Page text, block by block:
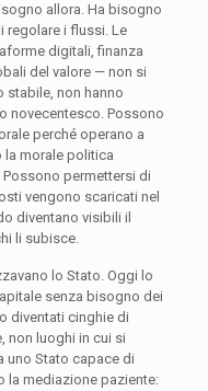
allora. Ha bisogno
regolare i flussi. Le
digitali, finanza
del valore — non si
stabile, non hanno
novecentesco. Possono
perché operano a
la morale politica
permettersi di
vengono scaricati nel
diventano visibili il
li subisce.
lo Stato. Oggi lo
senza bisogno dei
diventati cinghie di
non luoghi in cui si
uno Stato capace di
la mediazione paziente: